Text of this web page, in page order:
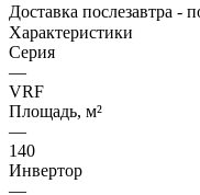
Доставка послезавтра -
Характеристики
Серия
—
VRF
Площадь, м²
—
140
Инвертор
—